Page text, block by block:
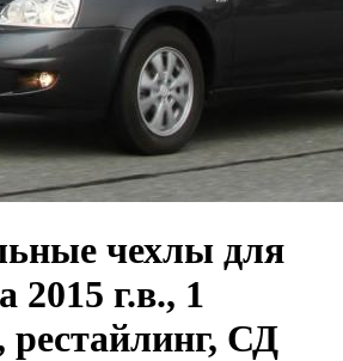
чехлы для
2015 г.в., 1
рестайлинг, СД